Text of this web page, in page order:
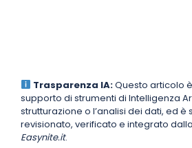
Trasparenza IA:Questo articolo
supporto di strumenti di Intelligenza
strutturazione o l’analisi dei dati, ed
revisionato, verificato e integrato
Easynite.it.